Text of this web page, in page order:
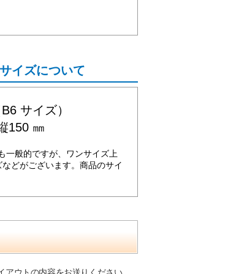
イズについて
サイズ）
150 ㎜
一般的ですが、ワンサイズ上
どがございます。商品のサイ